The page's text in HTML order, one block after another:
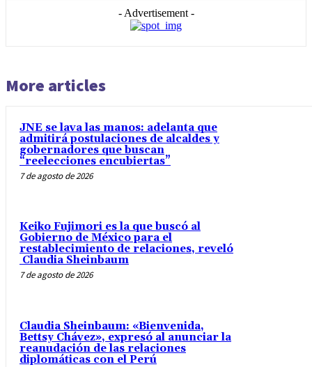
- Advertisement -
More articles
JNE se lava las manos: adelanta que
admitirá postulaciones de alcaldes y
gobernadores que buscan
“reelecciones encubiertas”
7 de agosto de 2026
Keiko Fujimori es la que buscó al
Gobierno de México para el
restablecimiento de relaciones, reveló
Claudia Sheinbaum
7 de agosto de 2026
Claudia Sheinbaum: «Bienvenida,
Bettsy Chávez», expresó al anunciar la
reanudación de las relaciones
diplomáticas con el Perú